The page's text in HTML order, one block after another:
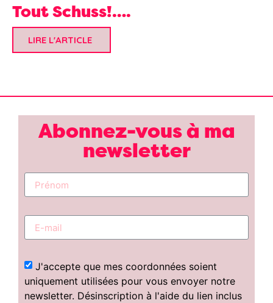
Tout Schuss!….
LIRE L'ARTICLE
Abonnez-vous à ma
newsletter
J'accepte que mes coordonnées soient
uniquement utilisées pour vous envoyer notre
newsletter. Désinscription à l'aide du lien inclus